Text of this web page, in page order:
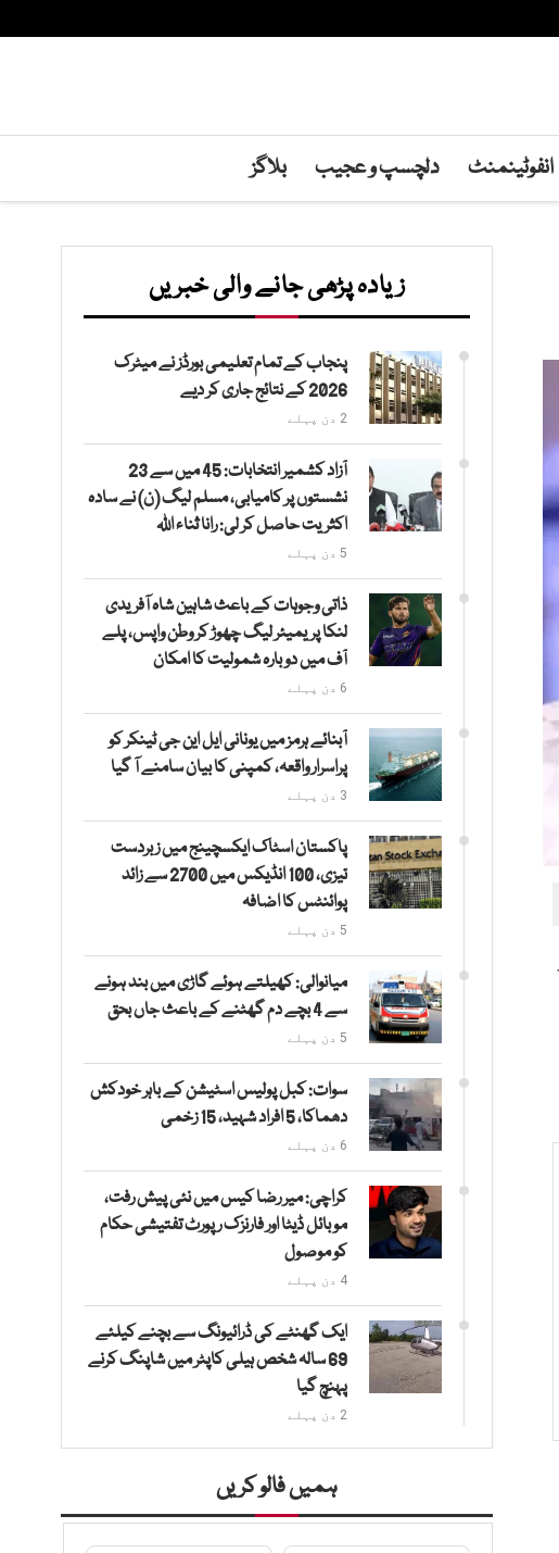
انفوٹینمنٹ دلچسپ و عجیب بلاگز
زیادہ پڑھی جانے والی خبریں
پنجاب کے تمام تعلیمی بورڈز نے میٹرک
2026 کے نتائج جاری کر دیے
2 دن پہلے
آزاد کشمیر انتخابات: 45 میں سے 23
نشستوں پر کامیابی، مسلم لیگ (ن) نے سادہ
اکثریت حاصل کر لی: رانا ثناء اللہ
5 دن پہلے
ذاتی وجوہات کے باعث شاہین شاہ آفریدی
لنکا پریمیئر لیگ چھوڑ کر وطن واپس، پلے
آف میں دوبارہ شمولیت کا امکان
6 دن پہلے
آبنائے ہرمز میں یونانی ایل این جی ٹینکر کو
پراسرار واقعہ، کمپنی کا بیان سامنے آ گیا
3 دن پہلے
پاکستان اسٹاک ایکسچینج میں زبردست
تیزی، 100 انڈیکس میں 2700 سے زائد
پوائنٹس کا اضافہ
5 دن پہلے
میانوالی: کھیلتے ہوئے گاڑی میں بند ہونے
سے 4 بچے دم گھٹنے کے باعث جاں بحق
5 دن پہلے
سوات: کبل پولیس اسٹیشن کے باہر خودکش
دھماکا، 5 افراد شہید، 15 زخمی
6 دن پہلے
کراچی: میر رضا کیس میں نئی پیش رفت،
موبائل ڈیٹا اور فارنزک رپورٹ تفتیشی حکام
کو موصول
4 دن پہلے
ایک گھنٹے کی ڈرائیونگ سے بچنے کیلئے
69 سالہ شخص ہیلی کاپٹر میں شاپنگ کرنے
پہنچ گیا
2 دن پہلے
ہمیں فالو کریں